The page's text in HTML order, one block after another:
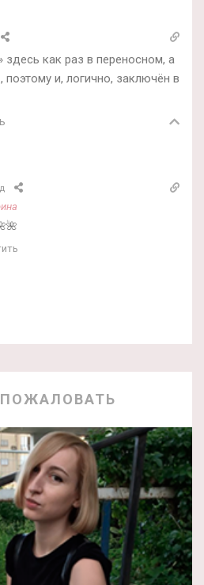
как раз в переносном, а
и, логично, заключён в